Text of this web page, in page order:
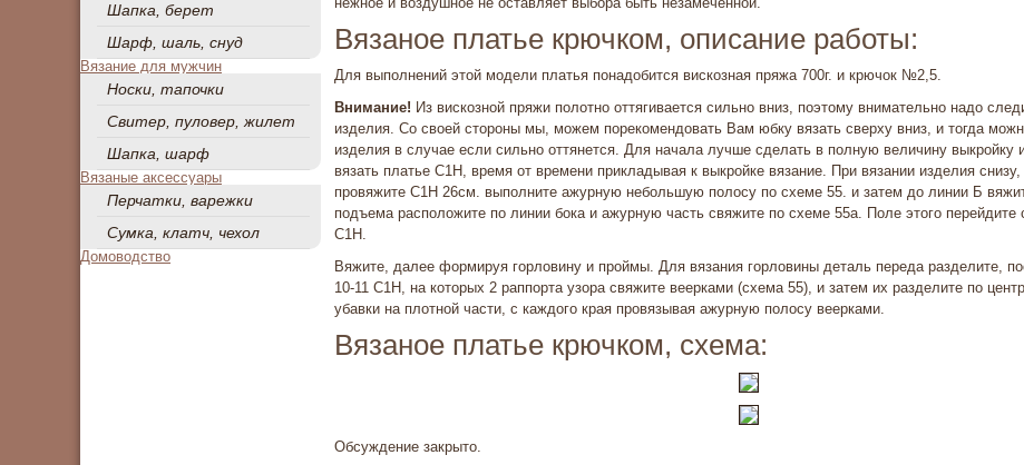
Шапка, берет
Шарф, шаль, снуд
Вязание для мужчин
Носки, тапочки
Свитер, пуловер, жилет
Шапка, шарф
Вязаные аксессуары
Перчатки, варежки
Сумка, клатч, чехол
Домоводство
Вязаное платье крючком, описание работы:
Для выполнений этой модели платья понадобится вискозная пряжа 700г. и крючок №2,5.
Внимание! Из вискозной пряжи полотно оттягивается сильно вниз, поэтому внимательно надо
изделия. Со своей стороны мы, можем порекомендовать Вам юбку вязать сверху вниз, и тогда
изделия в случае если сильно оттянется. Для начала лучше сделать в полную величину выкройку
вязать платье С1Н, время от времени прикладывая к выкройке вязание. При вязании изделия
про­вяжите С1Н 26см. выполните ажурную небольшую полосу по схеме 55. и затем до линии Б
подъема расположите по линии бока и ажурную часть свяжите по схеме 55а. Поле этого перейдите
С1Н.
Вяжите, далее формируя горловину и проймы. Для вязания горловины деталь переда раз­делите,
10-11 С1Н, на которых 2 раппорта узо­ра свяжите веерками (схема 55), и затем их разделите по
убавки на плотной части, с каждого края провязывая ажурную полосу веерками.
Вязаное платье крючком, схема:
Обсуждение закрыто.